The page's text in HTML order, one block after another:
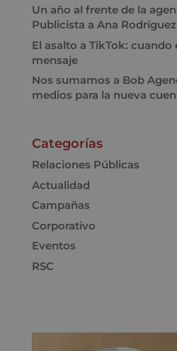
Un año al frente de la
Publicista a Ana
El asalto a TikTok:
mensaje
Nos sumamos a Bob
medios para la nueva
Categorías
Relaciones Públicas
Actualidad
Campañas
Corporativo
Eventos
RSC